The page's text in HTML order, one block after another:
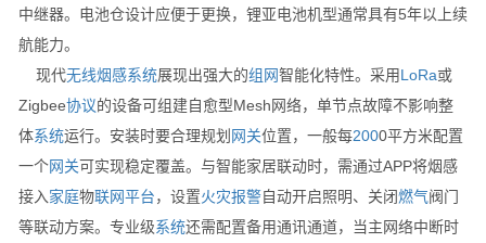
中继器。电池仓设计应便于更换，锂亚电池机型通常具有5年以上续
航能力。
现代无线烟感系统展现出强大的组网智能化特性。采用LoRa或
Zigbee协议的设备可组建自愈型Mesh网络，单节点故障不影响整
体系统运行。安装时要合理规划 网关位置，一般每2000平方米配置
一个网关可实现稳定覆盖。与智能家居联动时，需通过APP将烟感
接入家庭物联网平台，设置火灾报警自动开启照明、关闭燃气阀门
等联动方案。专业级系统还需配置备用通讯通道，当主网络中断时